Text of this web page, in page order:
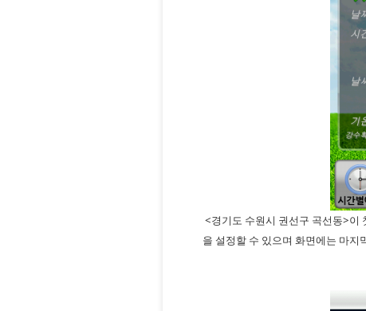
<경기도 수원시 권선구 곡선동>이
을 설정할 수 있으며 화면에는 마